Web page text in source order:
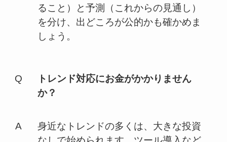
ること）と予測（これからの見通し）
を分け、出どころが公的かも確かめま
しょう。
トレンド対応にお金がかかりません
か？
身近なトレンドの多くは、大きな投資